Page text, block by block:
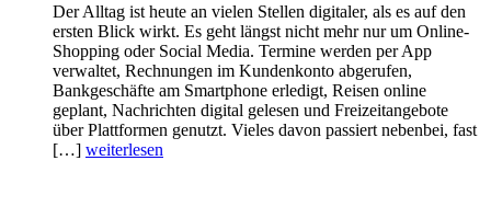
Der Alltag ist heute an vielen Stellen digitaler, als es auf den
ersten Blick wirkt. Es geht längst nicht mehr nur um Online-
Shopping oder Social Media. Termine werden per App
verwaltet, Rechnungen im Kundenkonto abgerufen,
Bankgeschäfte am Smartphone erledigt, Reisen online
geplant, Nachrichten digital gelesen und Freizeitangebote
über Plattformen genutzt. Vieles davon passiert nebenbei, fast
[…] weiterlesen